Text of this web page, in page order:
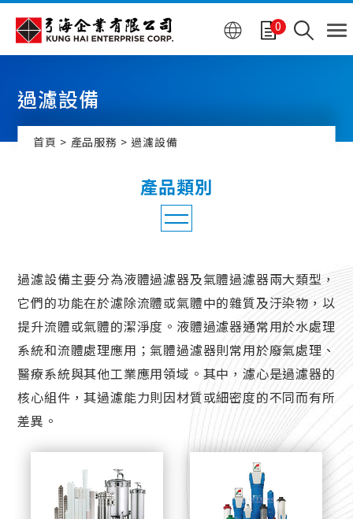
0
過濾設備
首頁 產品服務 過濾設備
化工泵浦
熱交換器
過濾設備
液體過濾設備
氣體過濾設備
維修服務
過濾設備主要分為液體過濾器及氣體過濾器兩大類型，
它們的功能在於濾除流體或氣體中的雜質及汙染物，以
提升流體或氣體的潔淨度。液體過濾器通常用於水處理
系統和流體處理應用；氣體過濾器則常用於廢氣處理、
醫療系統與其他工業應用領域。其中，濾心是過濾器的
核心組件，其過濾能力則因材質或細密度的不同而有所
差異。